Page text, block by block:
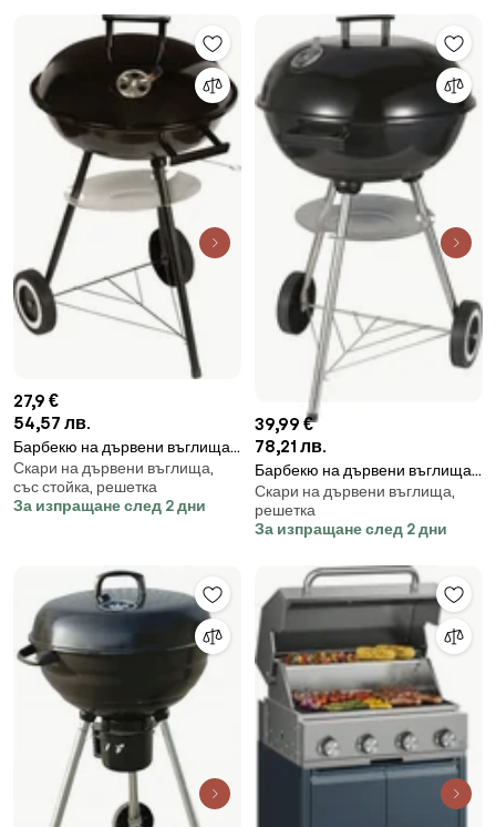
27,9 €
54,57 лв.
Барбекю на дървени въглища
MasterGrill MG913, 42 см,
Емайлирана стомана, Дървени
дръжки, Долен рафт, 2 колела,
Скари на дървени въглища,
със стойка, решетка
За изпращане след 2 дни
39,99 €
78,21 лв.
Барбекю на дървени въглища
Kinghoff KH 2033, Регулируема
вентилация, Колелца,
Стомана, Черен
Скари на дървени въглища,
решетка
За изпращане след 2 дни